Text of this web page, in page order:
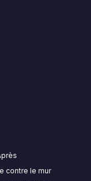
contre le mur